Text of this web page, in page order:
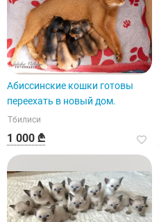
Абиссинские кошки готовы
переехать в новый дом.
Тбилиси
1 000 ₾